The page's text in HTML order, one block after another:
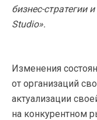
бизнес-стратегии
Studio».
Изменения
от организаций
актуализации
на конкурентном